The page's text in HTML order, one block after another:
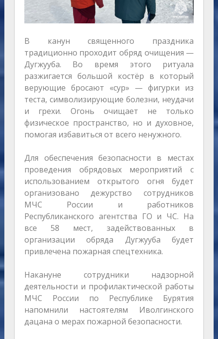
В канун священного праздника
традиционно проходит обряд очищения —
Дугжууба. Во время этого ритуала
разжигается большой костёр в который
верующие бросают «сур» — фигурки из
теста, символизирующие болезни, неудачи
и грехи. Огонь очищает не только
физическое пространство, но и духовное,
помогая избавиться от всего ненужного.
Для обеспечения безопасности в местах
проведения обрядовых мероприятий с
использованием открытого огня будет
организовано дежурство сотрудников
МЧС России и работников
Республиканского агентства ГО и ЧС. На
все 58 мест, задействованных в
организации обряда Дугжууба будет
привлечена пожарная спецтехника.
Накануне сотрудники надзорной
деятельности и профилактической работы
МЧС России по Республике Бурятия
напомнили настоятелям Иволгинского
дацана о мерах пожарной безопасности.